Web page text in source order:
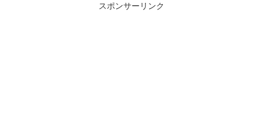
スポンサーリンク